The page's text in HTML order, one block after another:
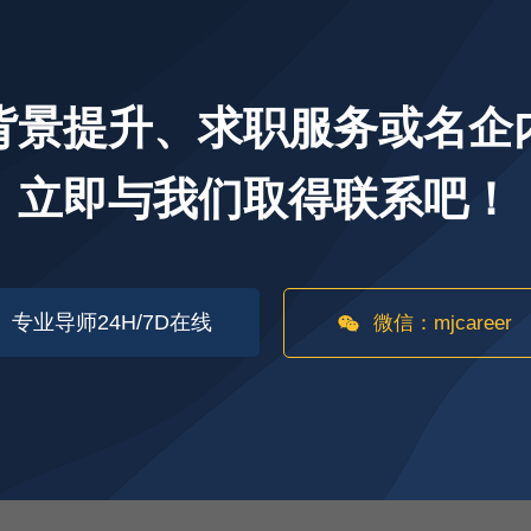
景提升、求职服务或名企
立即与我们取得联系吧！
专业导师24H/7D在线 微信：mjcareer